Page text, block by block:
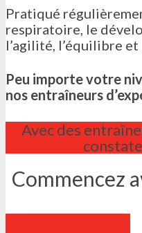
Pratiqué
respiratoire, le
l’agilité, l’équilibre
Peu importe votre
nos entraîneurs
Avec des
Commencez